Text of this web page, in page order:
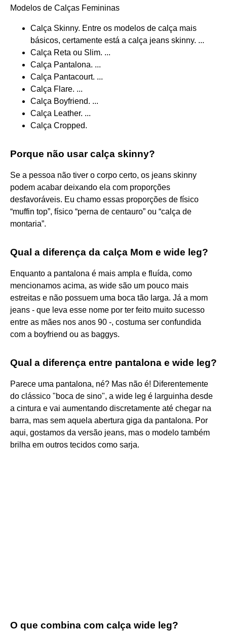
Modelos de Calças Femininas
Calça Skinny. Entre os modelos de calça mais
básicos, certamente está a calça jeans skinny. ...
Calça Reta ou Slim. ...
Calça Pantalona. ...
Calça Pantacourt. ...
Calça Flare. ...
Calça Boyfriend. ...
Calça Leather. ...
Calça Cropped.
Porque não usar calça skinny?
Se a pessoa não tiver o corpo certo, os jeans skinny
podem acabar deixando ela com proporções
desfavoráveis. Eu chamo essas proporções de físico
“muffin top”, físico “perna de centauro” ou “calça de
montaria”.
Qual a diferença da calça Mom e wide leg?
Enquanto a pantalona é mais ampla e fluída, como
mencionamos acima, as wide são um pouco mais
estreitas e não possuem uma boca tão larga. Já a mom
jeans - que leva esse nome por ter feito muito sucesso
entre as mães nos anos 90 -, costuma ser confundida
com a boyfriend ou as baggys.
Qual a diferença entre pantalona e wide leg?
Parece uma pantalona, né? Mas não é! Diferentemente
do clássico "boca de sino", a wide leg é larguinha desde
a cintura e vai aumentando discretamente até chegar na
barra, mas sem aquela abertura giga da pantalona. Por
aqui, gostamos da versão jeans, mas o modelo também
brilha em outros tecidos como sarja.
O que combina com calça wide leg?